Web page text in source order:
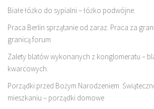
Białe łóżko do sypialni – łóżko podwójne.
Praca Berlin sprzątanie od zaraz. Praca za
granicą forum
Zalety blatów wykonanych z konglomeratu –
kwarcowych.
Porządki przed Bożym Narodzeniem.
mieszkaniu – porządki domowe